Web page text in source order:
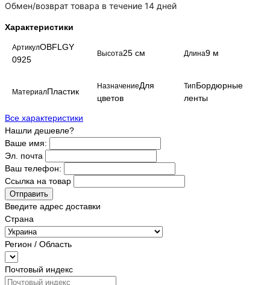
Обмен/возврат товара в течение 14 дней
Характеристики
АртикулOBFLGY
0925
Высота25 см Длина9 м
МатериалПластик
НазначениеДля
цветов
ТипБордюрные
ленты
Все характеристики
Нашли дешевле?
Ваше имя:
Эл. почта
Ваш телефон:
Ссылка на товар
Отправить
Введите адрес доставки
Страна
Регион / Область
Почтовый индекс